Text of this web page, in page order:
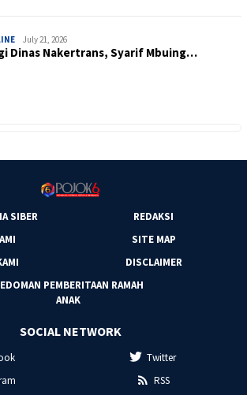
July 21, 2026
Dinas Nakertrans, Syarif Mbuing…
SIBER
REDAKSI
SITE MAP
DISCLAIMER
PEMBERITAAN RAMAH
ANAK
SOCIAL NETWORK
Twitter
RSS